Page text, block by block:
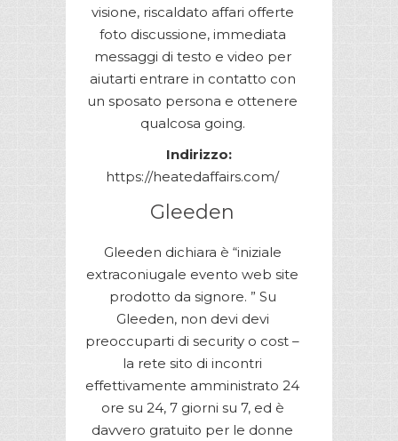
visione, riscaldato affari offerte
foto discussione, immediata
messaggi di testo e video per
aiutarti entrare in contatto con
un sposato persona e ottenere
qualcosa going.
Indirizzo:
https://heatedaffairs.com/
Gleeden
Gleeden dichiara è “iniziale
extraconiugale evento web site
prodotto da signore. ” Su
Gleeden, non devi devi
preoccuparti di security o cost –
la rete sito di incontri
effettivamente amministrato 24
ore su 24, 7 giorni su 7, ed è
davvero gratuito per le donne